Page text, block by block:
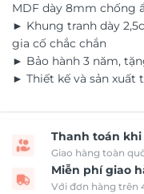
MDF dày 8mm chống
► Khung tranh dày
gia cố chắc chắn
► Bảo hành 3 năm,
► Thiết kế và sản xuất
Thanh toán khi
Giao hàng toàn
Miễn phí giao
Với đơn hàng trên